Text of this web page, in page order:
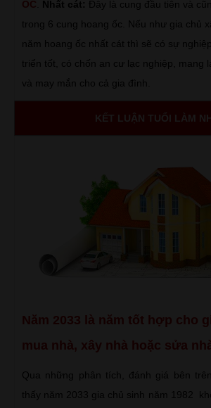
ỐC
Nhất cát: Đây là cung đầu tiên và
trong 6 cung hoang ốc. Nếu như gia chủ
năm hoang ốc nhất cát thì sẽ có sự
triển tốt, có chốn an cư lạc nghiệp, mang
và may mắn cho cả gia đình.
KẾT LUẬN TUỔI LÀM
Năm 2033 là năm tốt hợp cho
mua nhà, xây nhà hoặc sửa
Qua những phân tích, đánh giá bên
thấy năm 2033 gia chủ sinh năm 1982